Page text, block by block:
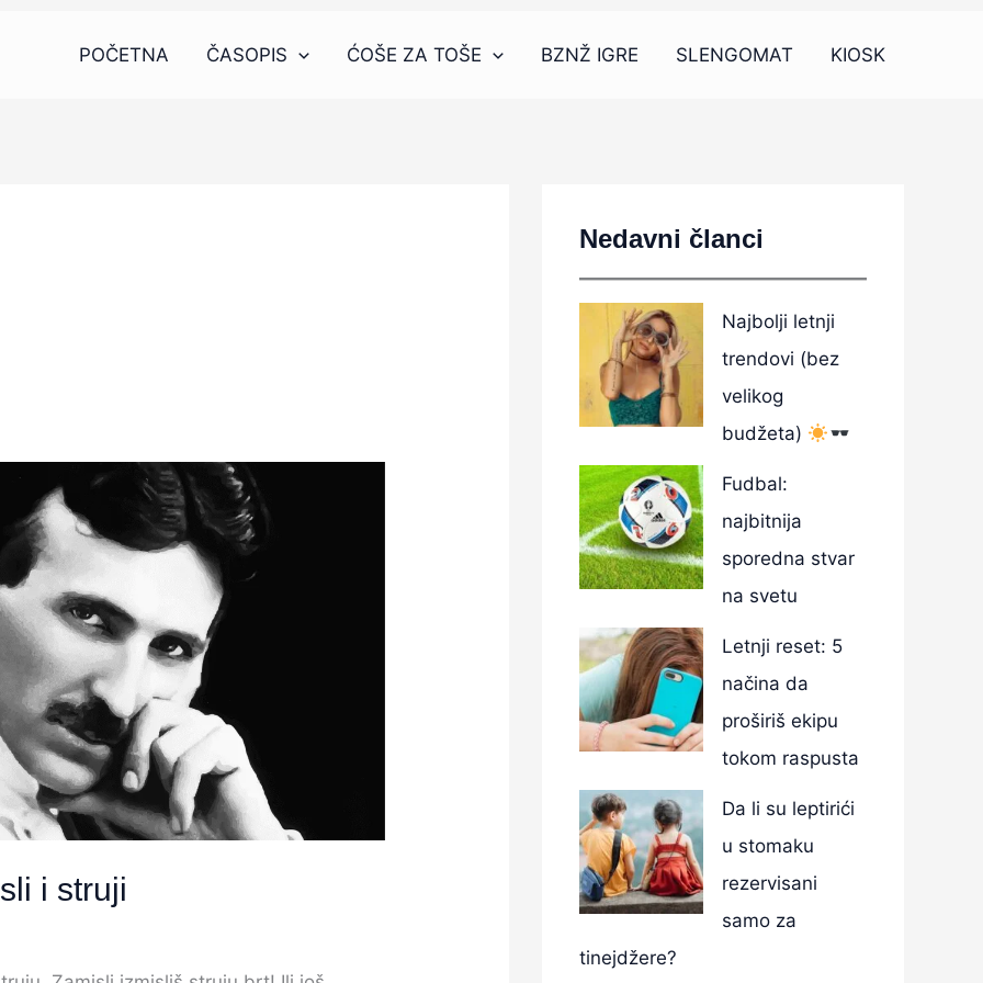
POČETNA ČASOPIS ĆOŠE ZA TOŠE BZNŽ IGRE SLENGOMAT KIOSK
i struji
Nedavni članci
Najbolji letnji
trendovi (bez
velikog
budžeta)
Fudbal:
najbitnija
sporedna stvar
na svetu
Letnji reset: 5
načina da
proširiš ekipu
tokom raspusta
Da li su leptirići
u stomaku
rezervisani
samo za
tinejdžere?